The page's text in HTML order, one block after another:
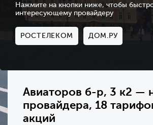
Нажмите на кнопки ниже, чтобы
интересующему провайдеру
РОСТЕЛЕКОМ ДОМ.РУ
Авиаторов б-р, 3 к2 —
провайдера, 18
акций